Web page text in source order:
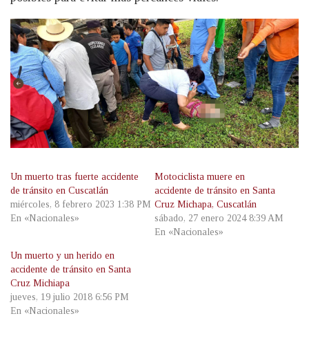
Un muerto tras fuerte accidente
de tránsito en Cuscatlán
miércoles, 8 febrero 2023 1:38 PM
En «Nacionales»
Motociclista muere en
accidente de tránsito en Santa
Cruz Michapa, Cuscatlán
sábado, 27 enero 2024 8:39 AM
En «Nacionales»
Un muerto y un herido en
accidente de tránsito en Santa
Cruz Michiapa
jueves, 19 julio 2018 6:56 PM
En «Nacionales»